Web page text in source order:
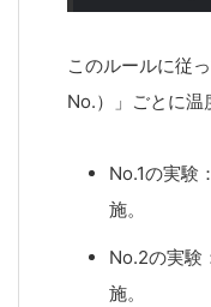
このルールに従
No.）」ごとに温
No.1の実験
施。
No.2の実験
施。